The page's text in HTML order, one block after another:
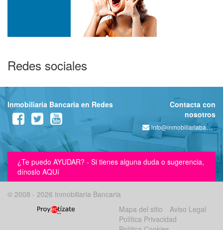
Redes sociales
Inmobiliaria Bancaria en Redes
Contacta con
nosotros
info@inmobiliariabancaria.com
¿Te puedo AYUDAR? - Si tienes alguna duda o sugerencia,
dínoslo AQUí
© 2008 - 2026 Inmobiliaria Bancaria
Mapa del sitio
Aviso Legal
Política Privacidad